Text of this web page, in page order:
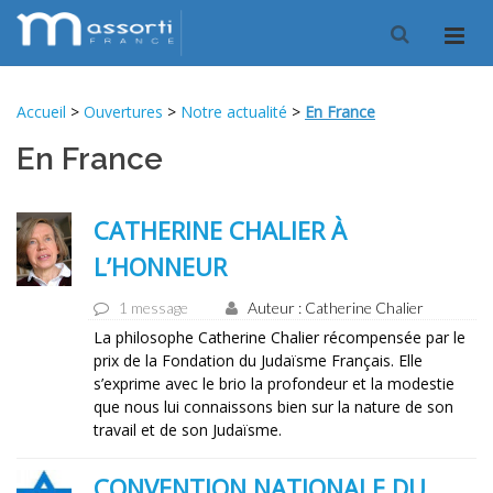
Accueil > Ouvertures > Notre actualité > En France
En France
CATHERINE CHALIER À
L’HONNEUR
1 message Auteur : Catherine Chalier
La philosophe Catherine Chalier récompensée par le
prix de la Fondation du Judaïsme Français. Elle
s’exprime avec le brio la profondeur et la modestie
que nous lui connaissons bien sur la nature de son
travail et de son Judaïsme.